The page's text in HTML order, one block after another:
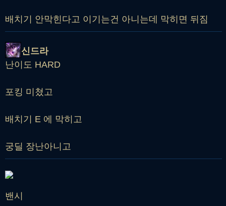
배치기 안막힌다고 이기는건 아니는데 막히면 뒤짐
신드라
난이도 HARD
포킹 미쳤고
배치기 E 에 막히고
궁딜 장난아니고
밴시